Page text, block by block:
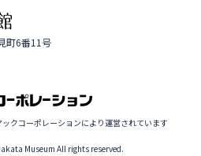
町6番11号
クコーポレーションにより運営されています
Museum All rights reserved.